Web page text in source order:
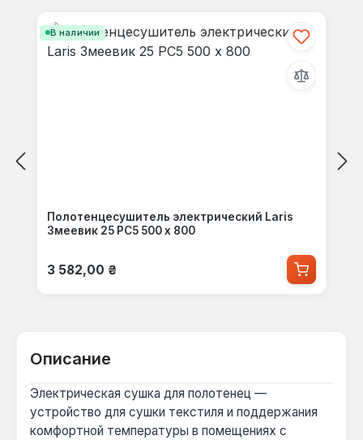
В наличии
Полотенцесушитель электрический Laris
Змеевик 25 РС5 500 х 800
Обычная цена:
3 582,00 ₴
Описание
Электрическая сушка для полотенец —
устройство для сушки текстиля и поддержания
комфортной температуры в помещениях с